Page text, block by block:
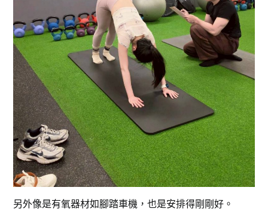
另外像是有氧器材如腳踏車機，也是安排得剛剛好。